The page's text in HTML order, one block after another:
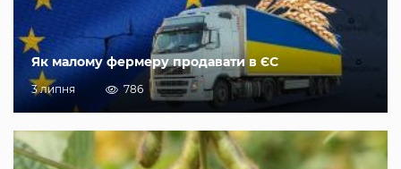
Як малому фермеру продавати в ЄС
3 липня 786